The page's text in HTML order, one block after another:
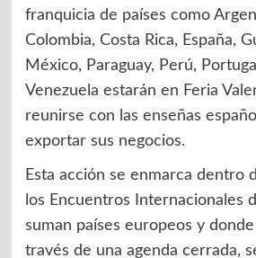
franquicia de países como
Colombia, Costa Rica, España,
México, Paraguay, Perú,
Venezuela estarán en Feria
reunirse con las enseñas
exportar sus negocios.
Esta acción se enmarca dentro
los Encuentros Internacionales
suman países europeos y donde
través de una agenda cerrada,